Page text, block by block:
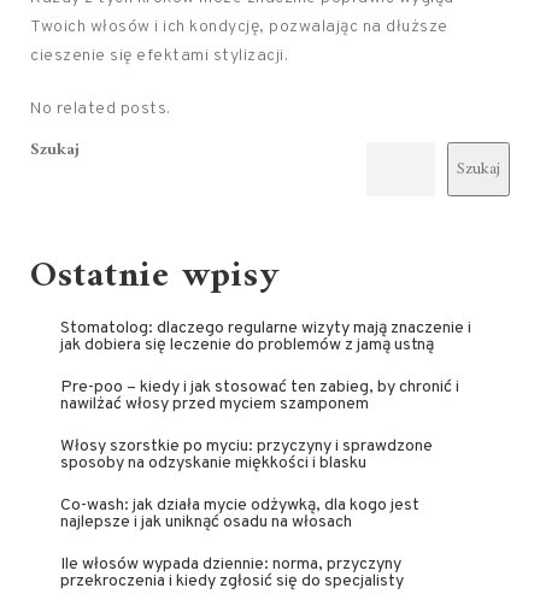
Twoich włosów i ich kondycję, pozwalając na dłuższe
cieszenie się efektami stylizacji.
No related posts.
Szukaj
Szukaj
Ostatnie wpisy
Stomatolog: dlaczego regularne wizyty mają znaczenie i
jak dobiera się leczenie do problemów z jamą ustną
Pre-poo – kiedy i jak stosować ten zabieg, by chronić i
nawilżać włosy przed myciem szamponem
Włosy szorstkie po myciu: przyczyny i sprawdzone
sposoby na odzyskanie miękkości i blasku
Co-wash: jak działa mycie odżywką, dla kogo jest
najlepsze i jak uniknąć osadu na włosach
Ile włosów wypada dziennie: norma, przyczyny
przekroczenia i kiedy zgłosić się do specjalisty